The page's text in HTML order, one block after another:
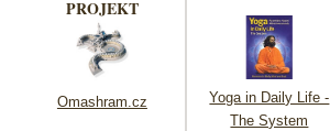
PROJEKT
Omashram.cz
Yoga in Daily Life -
The System